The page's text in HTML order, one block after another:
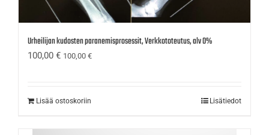
Urheilijan kudosten paranemisprosessit, Verkkototeutus, alv 0%
100,00 € 100,00 €
Lisää ostoskoriin Lisätiedot